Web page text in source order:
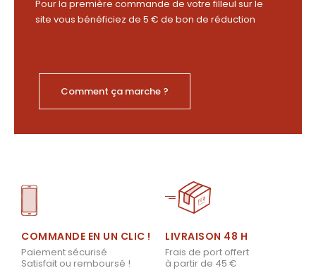
Pour la première commande de votre filleul sur le
site vous bénéficiez de 5 € de bon de réduction
Comment ça marche ?
COMMANDE EN UN CLIC !
Paiement sécurisé
Satisfait ou remboursé !
LIVRAISON 48 H
Frais de port offert
à partir de 45 €